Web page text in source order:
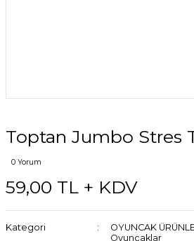
Toptan Jumbo Stres
0 Yorum
59,00 TL + KDV
Kategori OYUNCAK
Oyuncaklar